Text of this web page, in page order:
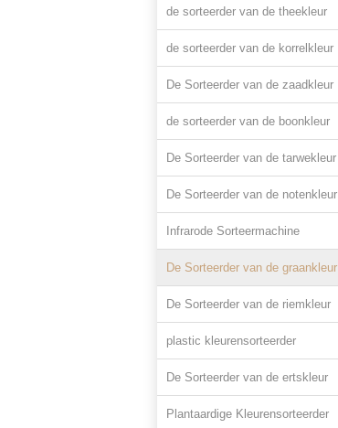
de sorteerder van de theekleur
de sorteerder van de korrelkleur
De Sorteerder van de zaadkleur
de sorteerder van de boonkleur
De Sorteerder van de tarwekleur
De Sorteerder van de notenkleur
Infrarode Sorteermachine
De Sorteerder van de graankleur
De Sorteerder van de riemkleur
plastic kleurensorteerder
De Sorteerder van de ertskleur
Plantaardige Kleurensorteerder